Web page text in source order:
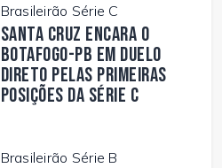
Brasileirão Série C
Santa Cruz encara o
Botafogo-PB em duelo
direto pelas primeiras
posições da Série C
Brasileirão Série B